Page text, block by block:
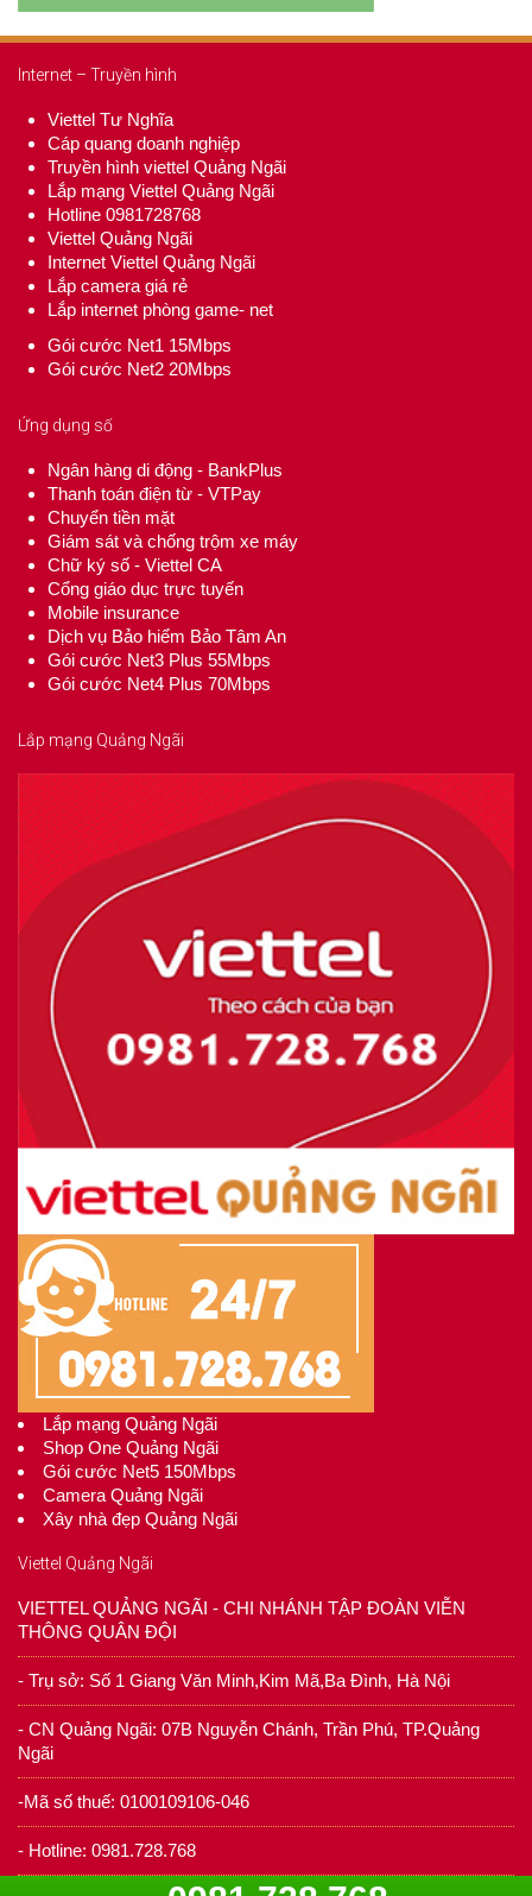
Internet – Truyền hình
Viettel Tư Nghĩa
Cáp quang doanh nghiệp
Truyền hình viettel Quảng Ngãi
Lắp mạng Viettel Quảng Ngãi
Hotline 0981728768
Viettel Quảng Ngãi
Internet Viettel Quảng Ngãi
Lắp camera giá rẻ
Lắp internet phòng game- net
Gói cước Net1 15Mbps
Gói cước Net2 20Mbps
Ứng dụng số
Ngân hàng di động - BankPlus
Thanh toán điện từ - VTPay
Chuyển tiền mặt
Giám sát và chống trộm xe máy
Chữ ký số - Viettel CA
Cổng giáo dục trực tuyến
Mobile insurance
Dịch vụ Bảo hiểm Bảo Tâm An
Gói cước Net3 Plus 55Mbps
Gói cước Net4 Plus 70Mbps
Lắp mạng Quảng Ngãi
Lắp mạng Quảng Ngãi
Shop One Quảng Ngãi
Gói cước Net5 150Mbps
Camera Quảng Ngãi
Xây nhà đẹp Quảng Ngãi
Viettel Quảng Ngãi
VIETTEL QUẢNG NGÃI - CHI NHÁNH TẬP ĐOÀN VIỄN
THÔNG QUÂN ĐỘI
- Trụ sở: Số 1 Giang Văn Minh,Kim Mã,Ba Đình, Hà Nội
- CN Quảng Ngãi: 07B Nguyễn Chánh, Trần Phú, TP.Quảng
Ngãi
-Mã số thuế: 0100109106-046
- Hotline: 0981.728.768